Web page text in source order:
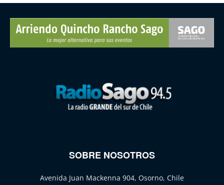
SOBRE NOSOTROS
Avenida Juan Mackenna 904, Osorno, Chile